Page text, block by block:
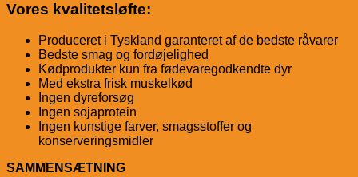
Vores kvalitetsløfte:
Produceret i Tyskland garanteret af de bedste råvarer
Bedste smag og fordøjelighed
Kødprodukter kun fra fødevaregodkendte dyr
Med ekstra frisk muskelkød
Ingen dyreforsøg
Ingen sojaprotein
Ingen kunstige farver, smagsstoffer og
konserveringsmidler
SAMMENSÆTNING